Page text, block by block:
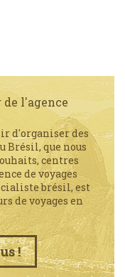
l'agence
d'organiser des
Brésil, que nous
centres
de voyages
brésil, est
de voyages en
!